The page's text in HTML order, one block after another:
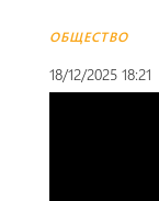
ОБЩЕСТВО
18/12/2025 18:21